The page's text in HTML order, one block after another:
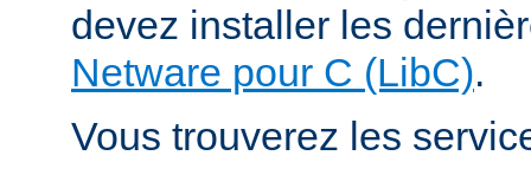
devez installer les
Netware pour C (LibC).
Vous trouverez les